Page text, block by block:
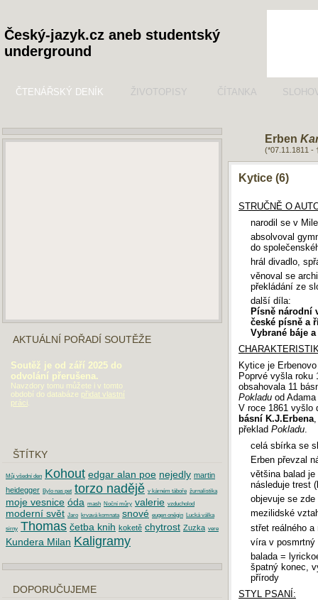
Český-jazyk.cz aneb studentský
underground
ČTENÁŘSKÝ DENÍK ŽIVOTOPISY ČÍTANKA
Erben
(*07.11.1811 -
Kytice (6)
STRUČNĚ O
narodil se v
absolvoval
do
hrál divadlo,
věnoval se
překládání ze
další díla:
Písně národní
české písně a
Vybrané báje
Kytice je
Poprvé vyšla roku
obsahovala 11
Pokladu od
V roce 1861 vyšlo
básní K.J.Erbena
překlad Pokladu
celá sbírka se
Erben převzal
většina balad
následuje trest
objevuje se
mezilidské
střet reálného a
víra v posmrtný
balada =
špatný konec,
přírody
STYL PSANÍ:
AKTUÁLNÍ POŘADÍ SOUTĚŽE
Soutěž je od září 2025 do
odvolání přerušena.
Navzdory tomu můžete i v tomto
období do databáze přidat vlastní
práci
ŠTÍTKY
Můj všední den Kohout edgar alan poe nejedly martin
heidegger Bylo nas pet torzo nadějě v kárném táboře žurnalistika
moje vesnice óda mash Noční můry valerie vzducholod
moderní svět Jaro krvavá komnata snové eugen oněgin Lucká válka
sirny Thomas četba knih koketě chytrost Zuzka vere
Kundera Milan Kaligramy
DOPORUČUJEME